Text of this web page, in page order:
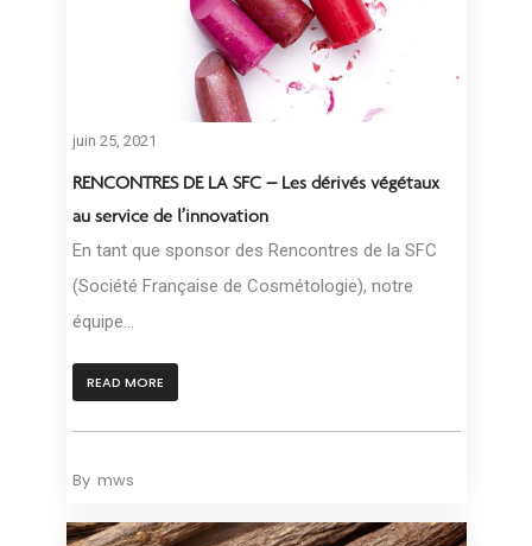
juin 25, 2021
RENCONTRES DE LA SFC – Les dérivés végétaux
au service de l’innovation
En tant que sponsor des Rencontres de la SFC
(Société Française de Cosmétologie), notre
équipe...
READ MORE
By mws